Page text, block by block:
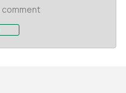
comment